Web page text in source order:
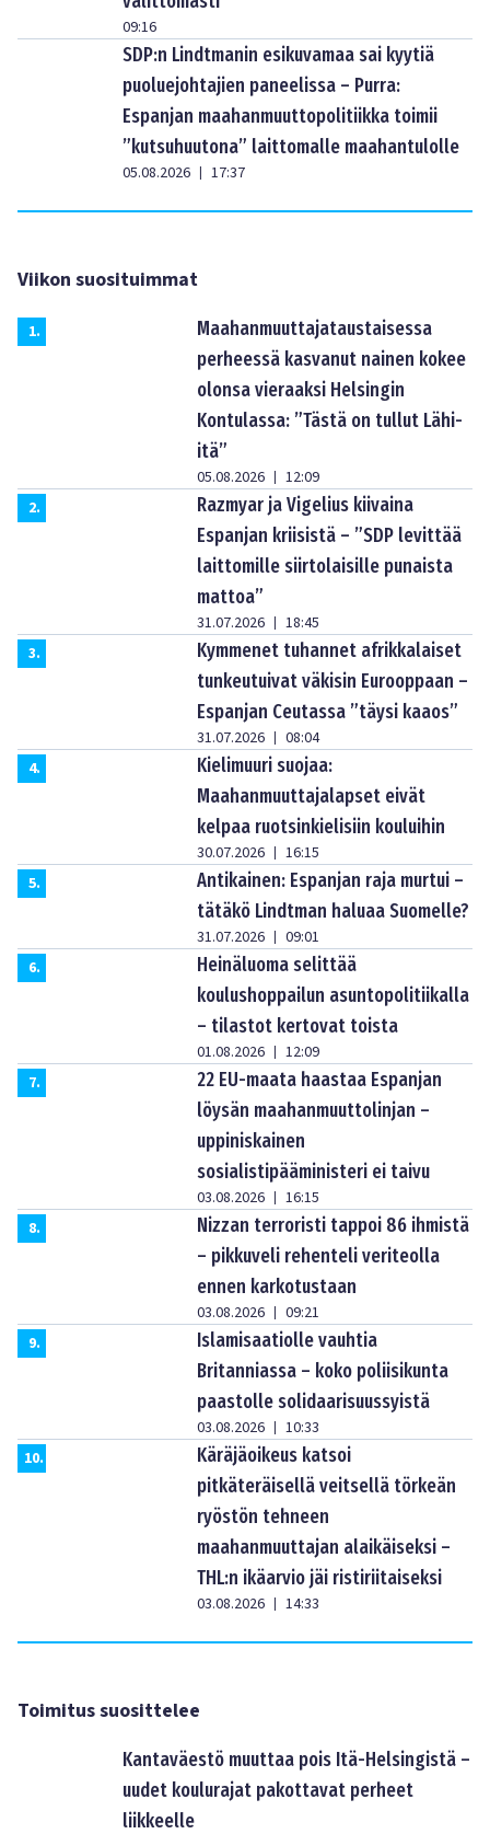
09:16
SDP:n Lindtmanin esikuvamaa sai kyytiä
puoluejohtajien paneelissa – Purra:
Espanjan maahanmuuttopolitiikka toimii
”kutsuhuutona” laittomalle maahantulolle
05.08.2026 | 17:37
Viikon suosituimmat
1.
Maahanmuuttajataustaisessa
perheessä kasvanut nainen kokee
olonsa vieraaksi Helsingin
Kontulassa: ”Tästä on tullut Lähi-
itä”
05.08.2026 | 12:09
2.
Razmyar ja Vigelius kiivaina
Espanjan kriisistä – ”SDP levittää
laittomille siirtolaisille punaista
mattoa”
31.07.2026 | 18:45
3.
Kymmenet tuhannet afrikkalaiset
tunkeutuivat väkisin Eurooppaan –
Espanjan Ceutassa ”täysi kaaos”
31.07.2026 | 08:04
4.
Kielimuuri suojaa:
Maahanmuuttajalapset eivät
kelpaa ruotsinkielisiin kouluihin
30.07.2026 | 16:15
5.
Antikainen: Espanjan raja murtui –
tätäkö Lindtman haluaa Suomelle?
31.07.2026 | 09:01
6.
Heinäluoma selittää
koulushoppailun asuntopolitiikalla
– tilastot kertovat toista
01.08.2026 | 12:09
7.
22 EU-maata haastaa Espanjan
löysän maahanmuuttolinjan –
uppiniskainen
sosialistipääministeri ei taivu
03.08.2026 | 16:15
8.
Nizzan terroristi tappoi 86 ihmistä
– pikkuveli rehenteli veriteolla
ennen karkotustaan
03.08.2026 | 09:21
9.
Islamisaatiolle vauhtia
Britanniassa – koko poliisikunta
paastolle solidaarisuussyistä
03.08.2026 | 10:33
10.
Käräjäoikeus katsoi
pitkäteräisellä veitsellä törkeän
ryöstön tehneen
maahanmuuttajan alaikäiseksi –
THL:n ikäarvio jäi ristiriitaiseksi
03.08.2026 | 14:33
Toimitus suosittelee
Kantaväestö muuttaa pois Itä-Helsingistä –
uudet koulurajat pakottavat perheet
liikkeelle